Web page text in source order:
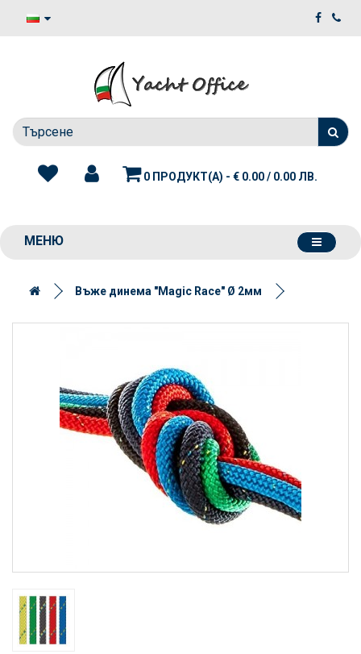
0 ПРОДУКТ(А) - € 0.00 / 0.00 ЛВ.
МЕНЮ
Въже динема "Magic Race" Ø 2мм